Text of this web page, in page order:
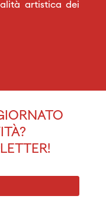
artistica dei